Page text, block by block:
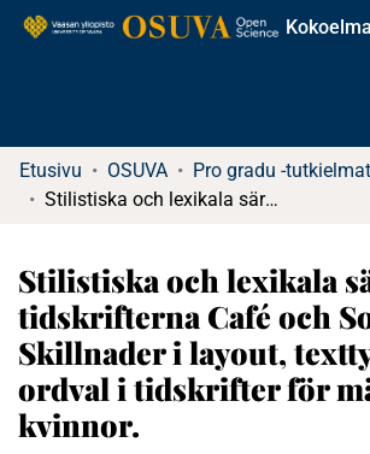
Etusivu OSUVA
Stilistiska och lexikala särdrag i tidskrifterna Café och Solo. Skillnader i layout, texttyp och ordval i tidskrifter för män och kvinnor.
Stilistiska och lexikala
tidskrifterna Café och
Skillnader i layout,
ordval i tidskrifter för
kvinnor.